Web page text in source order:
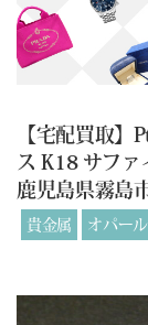
【宅配買取】
ス K18 サファ
鹿児島県霧島
貴金属 オパール